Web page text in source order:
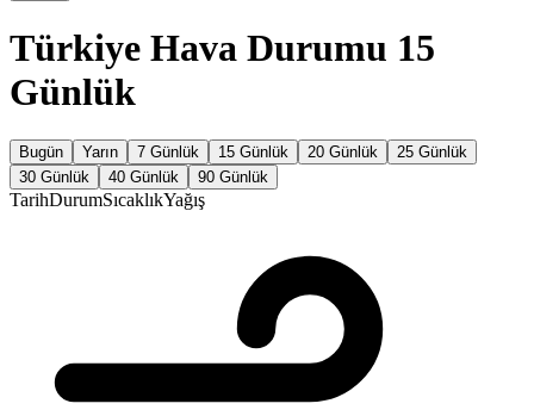
Türkiye Hava Durumu 15
Günlük
Bugün Yarın 7 Günlük 15 Günlük 20 Günlük
25 Günlük
30 Günlük
40 Günlük 90 Günlük
TarihDurumSıcaklıkYağış